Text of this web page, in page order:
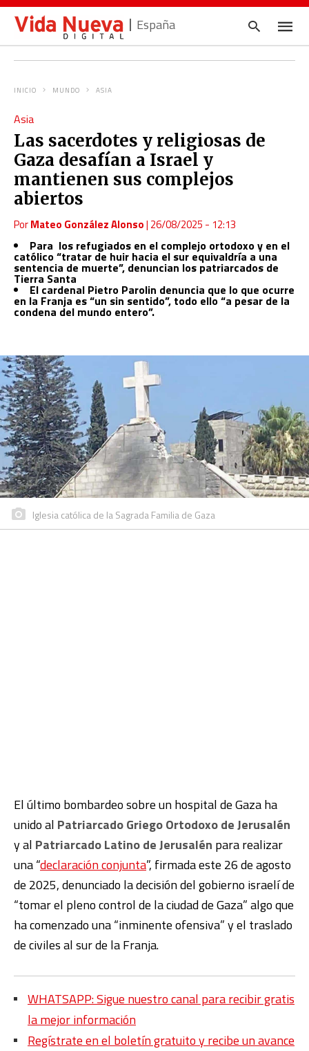
España
INICIO MUNDO ASIA
Asia
Las sacerdotes y religiosas de
Gaza desafían a Israel y
mantienen sus complejos
abiertos
PorMateo González Alonso| 26/08/2025 - 12:13
Para los refugiados en el complejo ortodoxo y en el
católico “tratar de huir hacia el sur equivaldría a una
sentencia de muerte”, denuncian los patriarcados de
Tierra Santa
El cardenal Pietro Parolin denuncia que lo que ocurre
en la Franja es “un sin sentido”, todo ello “a pesar de la
condena del mundo entero”.
Iglesia católica de la Sagrada Familia de Gaza
El último bombardeo sobre un hospital de Gaza ha
unido al Patriarcado Griego Ortodoxo de Jerusalén
y al Patriarcado Latino de Jerusalén para realizar
una “declaración conjunta”, firmada este 26 de agosto
de 2025, denunciado la decisión del gobierno israelí de
“tomar el pleno control de la ciudad de Gaza” algo que
ha comenzado una “inminente ofensiva” y el traslado
de civiles al sur de la Franja.
WHATSAPP: Sigue nuestro canal para recibir gratis
la mejor información
Regístrate en el boletín gratuito y recibe un avance